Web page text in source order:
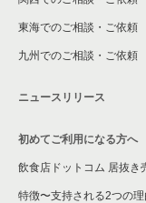
東海でのご相談・ご依頼
九州でのご相談・ご依頼
ニュースリリース
初めてご利用になる方へ
飲食店ドットコム 居抜き
特徴〜支持される2つの理